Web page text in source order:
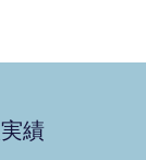
績